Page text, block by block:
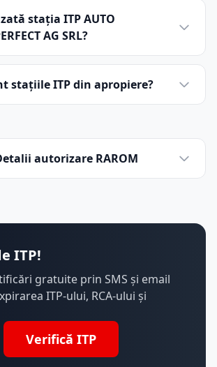
stația ITP AUTO
AG SRL?
stațiile ITP din apropiere?
autorizare RAROM
ITP!
gratuite prin SMS și email
ITP-ului, RCA-ului și
Verifică ITP